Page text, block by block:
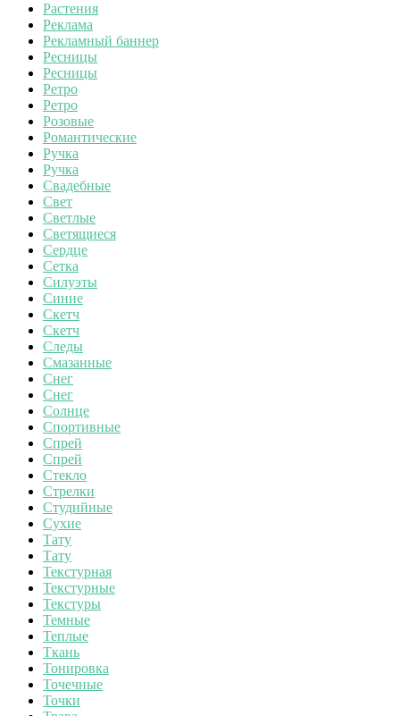
Растения
Реклама
Рекламный баннер
Ресницы
Ресницы
Ретро
Ретро
Розовые
Романтические
Ручка
Ручка
Свадебные
Свет
Светлые
Светящиеся
Сердце
Сетка
Силуэты
Синие
Скетч
Скетч
Следы
Смазанные
Снег
Снег
Солнце
Спортивные
Спрей
Спрей
Стекло
Стрелки
Студийные
Сухие
Тату
Тату
Текстурная
Текстурные
Текстуры
Темные
Теплые
Ткань
Тонировка
Точечные
Точки